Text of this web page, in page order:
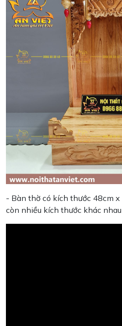
- Bàn thờ có kích thước 48cm
còn nhiều kích thước khác